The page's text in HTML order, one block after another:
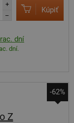
+
–
Kúpiť
dní
dní.
-62%
Z